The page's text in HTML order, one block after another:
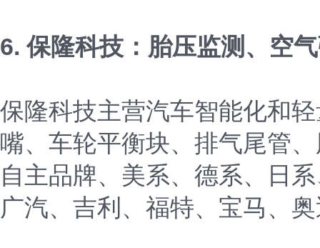
6. 保隆科技：胎压监测、空
保隆科技主营汽车智能化和
嘴、车轮平衡块、排气尾管
自主品牌、美系、德系、日
广汽、吉利、福特、宝马、